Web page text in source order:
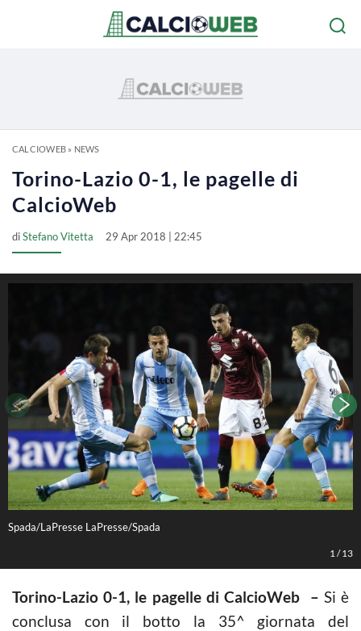
CALCIOWEB» NEWS
Torino-Lazio 0-1, le pagelle di
CalcioWeb
diStefano Vitetta 29 Apr 2018 | 22:45
Spada/LaPresse LaPresse/Spada
1 /13
Torino-Lazio 0-1, le pagelle di CalcioWeb – Si è
conclusa con il botto la 35^ giornata del